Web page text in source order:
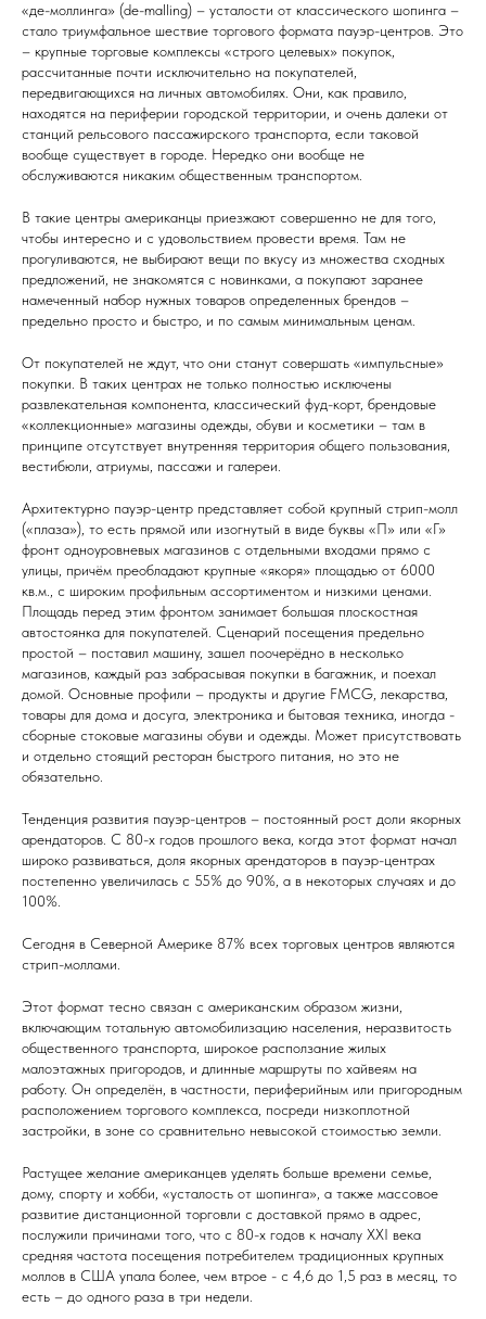
«де-моллинга» (de-malling) – усталости от классического шопинга –
стало триумфальное шествие торгового формата пауэр-центров. Это
– крупные торговые комплексы «строго целевых» покупок,
рассчитанные почти исключительно на покупателей,
передвигающихся на личных автомобилях. Они, как правило,
находятся на периферии городской территории, и очень далеки от
станций рельсового пассажирского транспорта, если таковой
вообще существует в городе. Нередко они вообще не
обслуживаются никаким общественным транспортом.
В такие центры американцы приезжают совершенно не для того,
чтобы интересно и с удовольствием провести время. Там не
прогуливаются, не выбирают вещи по вкусу из множества сходных
предложений, не знакомятся с новинками, а покупают заранее
намеченный набор нужных товаров определенных брендов –
предельно просто и быстро, и по самым минимальным ценам.
От покупателей не ждут, что они станут совершать «импульсные»
покупки. В таких центрах не только полностью исключены
развлекательная компонента, классический фуд-корт, брендовые
«коллекционные» магазины одежды, обуви и косметики – там в
принципе отсутствует внутренняя территория общего пользования,
вестибюли, атриумы, пассажи и галереи.
Архитектурно пауэр-центр представляет собой крупный стрип-молл
(«плаза»), то есть прямой или изогнутый в виде буквы «П» или «Г»
фронт одноуровневых магазинов с отдельными входами прямо с
улицы, причём преобладают крупные «якоря» площадью от 6000
кв.м., с широким профильным ассортиментом и низкими ценами.
Площадь перед этим фронтом занимает большая плоскостная
автостоянка для покупателей. Сценарий посещения предельно
простой – поставил машину, зашел поочерёдно в несколько
магазинов, каждый раз забрасывая покупки в багажник, и поехал
домой. Основные профили – продукты и другие FMCG, лекарства,
товары для дома и досуга, электроника и бытовая техника, иногда -
сборные стоковые магазины обуви и одежды. Может присутствовать
и отдельно стоящий ресторан быстрого питания, но это не
обязательно.
Тенденция развития пауэр-центров – постоянный рост доли якорных
арендаторов. С 80-х годов прошлого века, когда этот формат начал
широко развиваться, доля якорных арендаторов в пауэр-центрах
постепенно увеличилась с 55% до 90%, а в некоторых случаях и до
100%.
Сегодня в Северной Америке 87% всех торговых центров являются
стрип-моллами.
Этот формат тесно связан с американским образом жизни,
включающим тотальную автомобилизацию населения, неразвитость
общественного транспорта, широкое расползание жилых
малоэтажных пригородов, и длинные маршруты по хайвеям на
работу. Он определён, в частности, периферийным или пригородным
расположением торгового комплекса, посреди низкоплотной
застройки, в зоне со сравнительно невысокой стоимостью земли.
Растущее желание американцев уделять больше времени семье,
дому, спорту и хобби, «усталость от шопинга», а также массовое
развитие дистанционной торговли с доставкой прямо в адрес,
послужили причинами того, что с 80-х годов к началу XXI века
средняя частота посещения потребителем традиционных крупных
моллов в США упала более, чем втрое - с 4,6 до 1,5 раз в месяц, то
есть – до одного раза в три недели.